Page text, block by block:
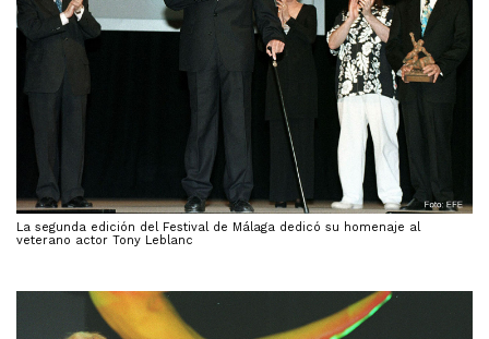
La segunda edición del Festival de Málaga dedicó su homenaje al
veterano actor Tony Leblanc